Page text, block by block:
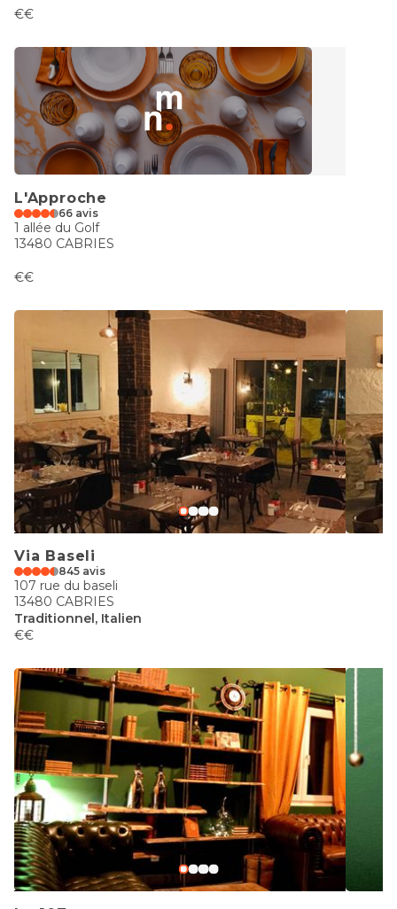
€€
L'Approche
66 avis
1 allée du Golf
13480 CABRIES
€€
Via Baseli
845 avis
107 rue du baseli
13480 CABRIES
Traditionnel, Italien
€€